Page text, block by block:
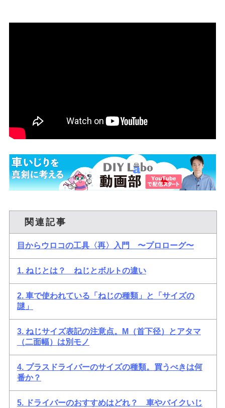
関連記事
目からウロコの工具〈再〉入門 〜プロローグ〜
1. ねじとは？ ねじとボルトの違い
2. 車で使われている「ねじの種類」と「サイズの
謎」
3. ねじサイズ表記の注意点。M（首下径）とアタマ
（二面幅）は別モノ
4. プラスドライバーのサイズの種類。買うべきは何
番か？
5. ドライバーのおすすめはどれ？ 車やバイクいじ